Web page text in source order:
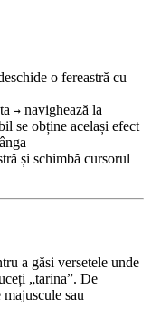
o fereastră cu
→ navighează la
se obține același efect
și schimbă cursorul
a găsi versetele unde
„tarina”. De
majuscule sau